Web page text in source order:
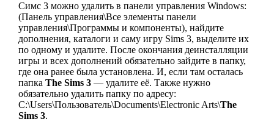
Симс 3 можно удалить в панели управления Windows:
(Панель управления\Все элементы панели
управления\Программы и компоненты), найдите
дополнения, каталоги и саму игру Sims 3, выделите их
по одному и удалите. После окончания деинсталляции
игры и всех дополнений обязательно зайдите в папку,
где она ранее была установлена. И, если там осталась
папка The Sims 3— удалите её. Также нужно
обязательно удалить папку по адресу:
C:\Users\Пользователь\Documents\Electronic Arts\The
Sims 3.